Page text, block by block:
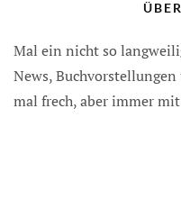
Mal ein nicht so
News,
mal frech, aber immer